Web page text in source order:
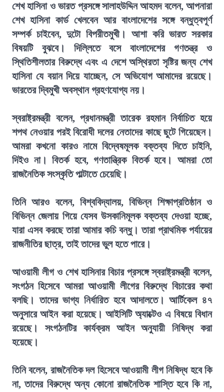
শেখ হাসিনা ও ভারত প্রসঙ্গে সালাহউদ্দিন আহমদ বলেন, আপনারা
শেখ হাসিনা কার্ড খেলবেন আর বাংলাদেশের সঙ্গে বন্ধুত্বপূর্ণ
সম্পর্ক চাইবেন, দুটো বিপরীতমুখী। আশা করি ভারত সরকার
বিষয়টি বুঝবে। দিল্লিতে বসে বাংলাদেশের গণতন্ত্র ও
স্থিতিশীলতার বিরুদ্ধে এবং এ দেশে অস্থিরতা সৃষ্টির জন্য শেখ
হাসিনা যে বয়ান দিয়ে যাচ্ছেন, সে অভিযোগ আমাদের রয়েছে।
ভারতের দ্বিমুখী অবস্থান গ্রহণযোগ্য নয়।
স্বরাষ্ট্রমন্ত্রী বলেন, প্রধানমন্ত্রী তারেক রহমান নির্বাচিত হয়ে
শপথ নেওয়ার পরই বিরোধী দলের নেতাদের কাছে ছুটে গিয়েছেন।
আমরা কখনো কারও নামে বিদ্বেষমূলক বক্তব্য দিতে চাইনি,
দিইও না। বিতর্ক হবে, গণতান্ত্রিক বিতর্ক হবে। আমরা তো
রাজনৈতিক সংস্কৃতি পাল্টাতে চেয়েছি।
তিনি আরও বলেন, বিশ্ববিদ্যালয়, বিভিন্ন শিক্ষাপ্রতিষ্ঠান ও
বিভিন্ন জেলায় গিয়ে যেসব উসকানিমূলক বক্তব্য দেওয়া হচ্ছে,
যারা এসব করছে তারা আমার কচি বন্ধু। তারা প্রাথমিক পর্যায়ের
রাজনীতির ছাত্র, তাই তাদের ভুল হতে পারে।
আওয়ামী লীগ ও শেখ হাসিনার বিচার প্রসঙ্গে স্বরাষ্ট্রমন্ত্রী বলেন,
সংগঠন হিসেবে আমরা আওয়ামী লীগের বিরুদ্ধে বিচারের কথা
বলছি। তাদের ভাগ্য নির্ধারিত হবে আদালতে। আর্টিকেল ৪৭
অনুসারে আইন করা হয়েছে। আইসিটি অ্যাক্টেও এ বিষয়ে বিধান
রয়েছে। সংগঠনটির কার্যক্রম আইন অনুযায়ী নিষিদ্ধ করা
হয়েছে।
তিনি বলেন, রাজনৈতিক দল হিসেবে আওয়ামী লীগ নিষিদ্ধ হবে কি
না, তাদের বিরুদ্ধে অন্য কোনো রাজনৈতিক শাস্তি হবে কি না,